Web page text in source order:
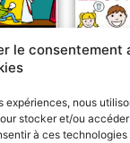
le consentement
expériences, nous
stocker et/ou
à ces